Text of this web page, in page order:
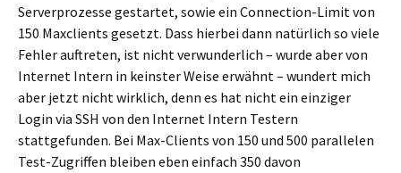
Serverprozesse gestartet, sowie ein Connection-Limit von
150 Maxclients gesetzt. Dass hierbei dann natürlich so viele
Fehler auftreten, ist nicht verwunderlich – wurde aber von
Internet Intern in keinster Weise erwähnt – wundert mich
aber jetzt nicht wirklich, denn es hat nicht ein einziger
Login via SSH von den Internet Intern Testern
stattgefunden. Bei Max-Clients von 150 und 500 parallelen
Test-Zugriffen bleiben eben einfach 350 davon